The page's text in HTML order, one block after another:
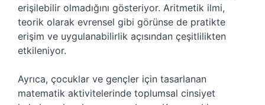
erişilebilir olmadığını gösteriyor. Aritmetik ilmi,
teorik olarak evrensel gibi görünse de pratikte
erişim ve uygulanabilirlik açısından çeşitlilikten
etkileniyor.
Ayrıca, çocuklar ve gençler için tasarlanan
matematik aktivitelerinde toplumsal cinsiyet